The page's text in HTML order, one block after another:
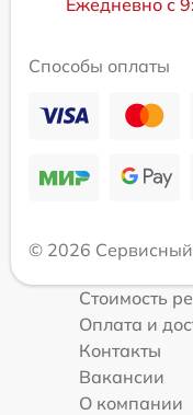
Способы оплаты
© 2026 Сервисный
Стоимость
Оплата и
Контакты
Вакансии
О компании